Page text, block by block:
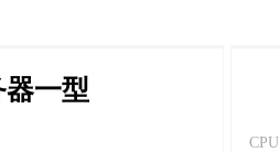
一型